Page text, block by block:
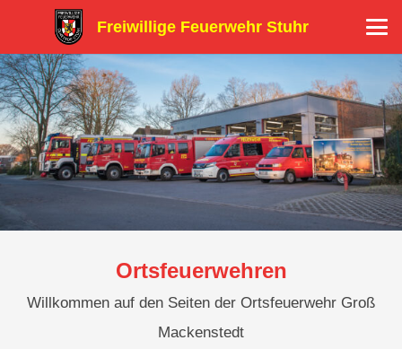
Freiwillige Feuerwehr Stuhr
Ortsfeuerwehren
Willkommen auf den Seiten der Ortsfeuerwehr Groß
Mackenstedt